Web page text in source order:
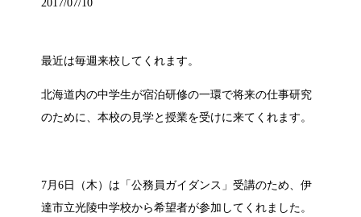
2017/07/10
最近は毎週来校してくれます。
北海道内の中学生が宿泊研修の一環で将来の仕事研究
のために、本校の見学と授業を受けに来てくれます。
7月6日（木）は「公務員ガイダンス」受講のため、伊
達市立光陵中学校から希望者が参加してくれました。